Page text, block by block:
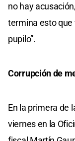
no hay
termina esto
pupilo”.
Corrupción de
En la primera de
viernes en la